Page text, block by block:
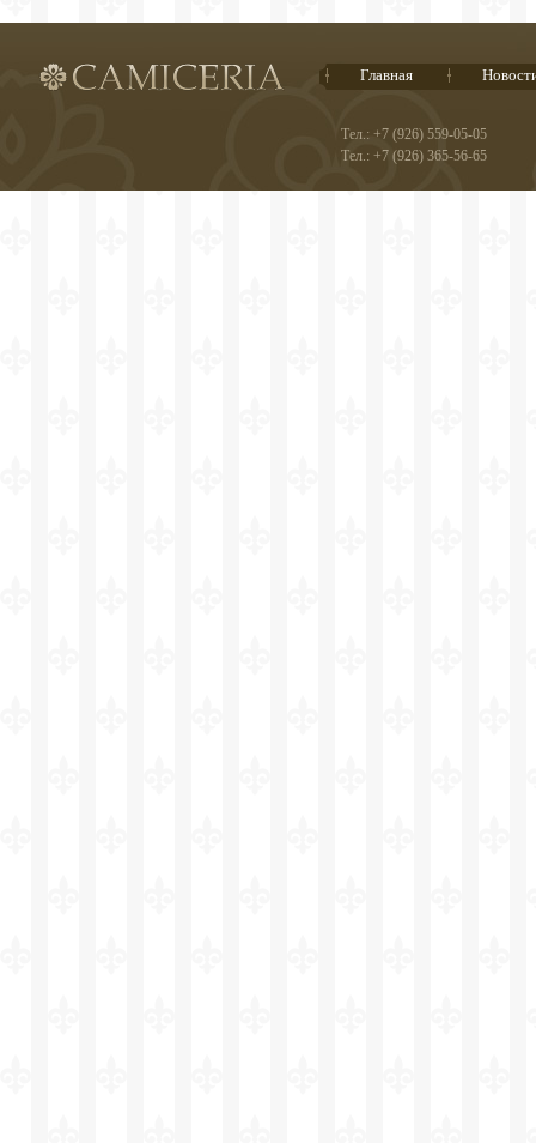
Главная
Тел.: +7 (926) 559-05-05
Тел.: +7 (926) 365-56-65